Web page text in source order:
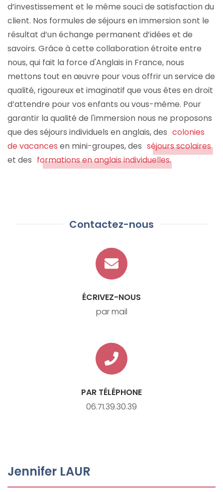
d’investissement et le même souci de satisfaction du
client. Nos formules de séjours en immersion sont le
résultat d’un échange permanent d’idées et de
savoirs. Grâce à cette collaboration étroite entre
nous, qui fait la force d'Anglais in France, nous
mettons tout en œuvre pour vous offrir un service de
qualité, rigoureux et imaginatif que vous êtes en droit
d’attendre pour vos enfants ou vous-même. Pour
garantir la qualité de l'immersion nous ne proposons
que des séjours individuels en anglais, des colonies
de vacances en mini-groupes, des séjours scolaires
et des formations en anglais individuelles.
Contactez-nous
ÉCRIVEZ-NOUS
par mail
PAR TÉLÉPHONE
06.71.39.30.39
Jennifer LAUR